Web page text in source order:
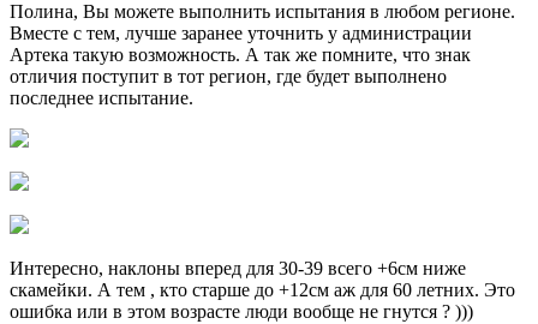
Полина, Вы можете выполнить испытания в любом регионе.
Вместе с тем, лучше заранее уточнить у администрации
Артека такую возможность. А так же помните, что знак
отличия поступит в тот регион, где будет выполнено
последнее испытание.
Интересно, наклоны вперед для 30-39 всего +6см ниже
скамейки. А тем , кто старше до +12см аж для 60 летних. Это
ошибка или в этом возрасте люди вообще не гнутся ? )))